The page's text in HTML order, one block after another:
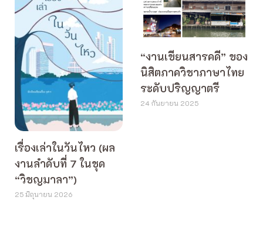
เรื่องเล่าในวันไหว (ผล
งานลำดับที่ 7 ในชุด
“วิชญมาลา”)
25 มิถุนายน 2026
“งานเขียนสารคดี” ของ
นิสิตภาควิชาภาษาไทย
ระดับปริญญาตรี
24 กันยายน 2025